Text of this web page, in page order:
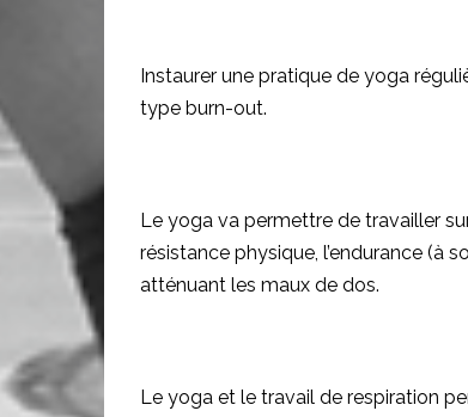
Instaurer une pratique de yoga
type burn-out.
Le yoga va permettre de travailler
résistance physique, l’endurance (à
atténuant les maux de dos.
Le yoga et le travail de respiration